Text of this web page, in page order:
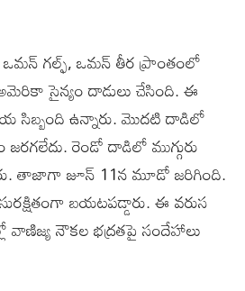
ఒమన్‌ గల్ఫ్, ఒమన్‌ తీర ప్రాంతంలో
సైన్యం దాడులు చేసింది. ఈ
సిబ్బంది ఉన్నారు. మొదటి దాడిలో
జరగలేదు. రెండో దాడిలో ముగ్గురు
తాజాగా జూన్‌ 11న మూడో జరిగింది.
బయటపడ్డారు. ఈ వరుస
వాణిజ్య నౌకల భద్రతపై సందేహాలు